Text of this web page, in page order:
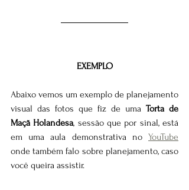
EXEMPLO
Abaixo vemos um exemplo de planejamento
visual das fotos que fiz de uma Torta de
Maçã Holandesa, sessão que por sinal, está
em uma aula demonstrativa no YouTube
onde também falo sobre planejamento, caso
você queira assistir.